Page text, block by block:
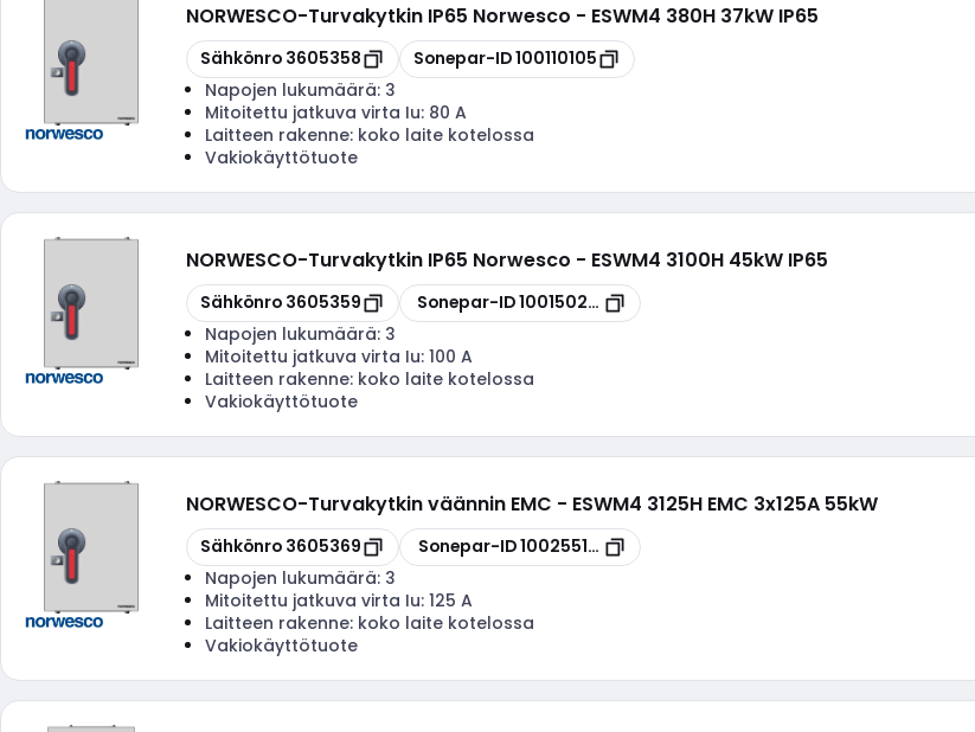
NORWESCO-Turvakytkin IP65 Norwesco - ESWM4 380H 37kW IP65
Kopioi
Sähkönro 3605358 Kopioi
Sonepar-ID100110105
Napojen lukumäärä: 3
Mitoitettu jatkuva virta Iu: 80 A
Laitteen rakenne: koko laite kotelossa
Vakiokäyttötuote
NORWESCO-Turvakytkin IP65 Norwesco - ESWM4 3100H 45kW IP65
Kopioi
Sähkönro 3605359 Kopioi
Sonepar-ID100150274
Napojen lukumäärä: 3
Mitoitettu jatkuva virta Iu: 100 A
Laitteen rakenne: koko laite kotelossa
Vakiokäyttötuote
NORWESCO-Turvakytkin väännin EMC - ESWM4 3125H EMC 3x125A 55kW
Kopioi
Sähkönro 3605369 Kopioi
Sonepar-ID100255130
Napojen lukumäärä: 3
Mitoitettu jatkuva virta Iu: 125 A
Laitteen rakenne: koko laite kotelossa
Vakiokäyttötuote